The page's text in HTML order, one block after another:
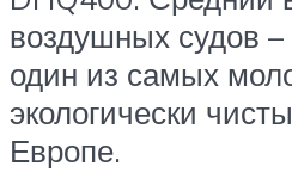
воздушных судов
один из самых
экологически
Европе.